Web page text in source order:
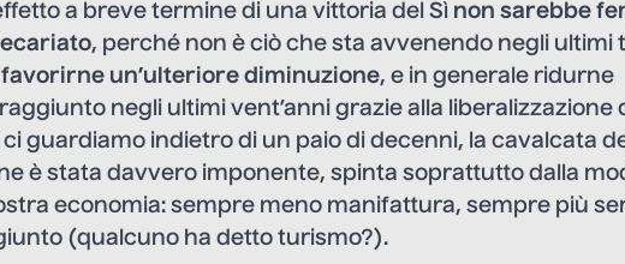
a breve termine di una vittoria del Sì non sarebbe
, perché non è ciò che sta avvenendo negli ultimi
favorirne un’ulteriore diminuzione, e in generale ridurne
negli ultimi vent’anni grazie alla liberalizzazione
guardiamo indietro di un paio di decenni, la cavalcata
è stata davvero imponente, spinta soprattutto dalla
economia: sempre meno manifattura, sempre più
(qualcuno ha detto turismo?).